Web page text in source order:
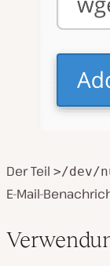
Der Teil >/dev/
E-Mail-